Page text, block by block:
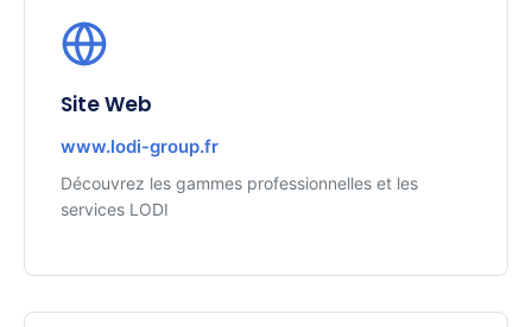
Site Web
www.lodi-group.fr
Découvrez les gammes professionnelles et les
services LODI